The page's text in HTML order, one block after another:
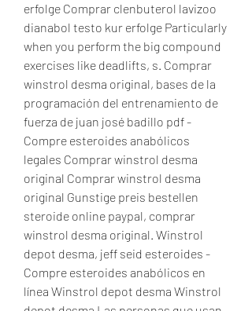
erfolge Comprar clenbuterol lavizoo
dianabol testo kur erfolge Particularly
when you perform the big compound
exercises like deadlifts, s. Comprar
winstrol desma original, bases de la
programación del entrenamiento de
fuerza de juan josé badillo pdf -
Compre esteroides anabólicos
legales Comprar winstrol desma
original Comprar winstrol desma
original Gunstige preis bestellen
steroide online paypal, comprar
winstrol desma original. Winstrol
depot desma, jeff seid esteroides -
Compre esteroides anabólicos en
línea Winstrol depot desma Winstrol